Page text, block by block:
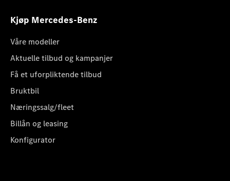
Kjøp Mercedes-Benz
Våre modeller
Aktuelle tilbud og kampanjer
Få et uforpliktende tilbud
Bruktbil
Næringssalg/fleet
Billån og leasing
Konfigurator